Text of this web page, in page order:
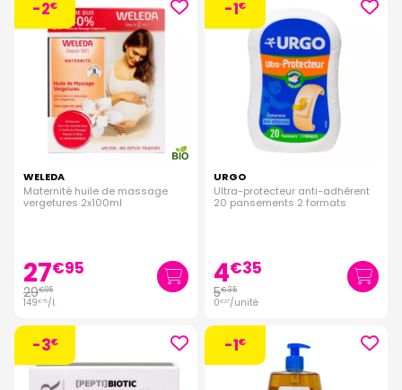
-2€
WELEDA
Maternité huile de massage
vergetures 2x100ml
27€95
29€95
149€75/l.
-1€
URGO
Ultra-protecteur anti-adhérent
20 pansements 2 formats
4€35
5€35
0€27/unité
-3€ -1€